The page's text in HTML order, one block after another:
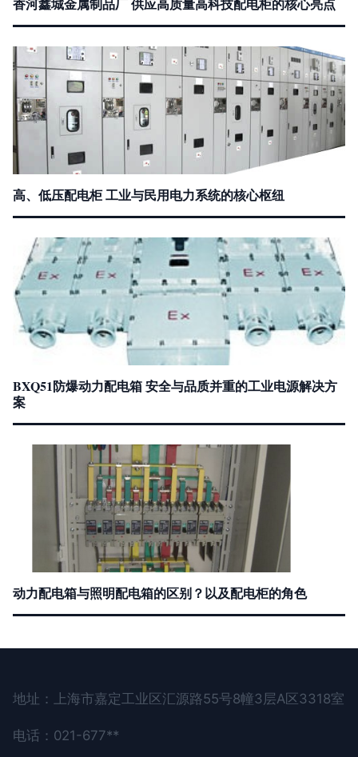
高、低压配电柜 工业与民用电力系统的核心枢纽
BXQ51防爆动力配电箱 安全与品质并重的工业电源解决方
案
动力配电箱与照明配电箱的区别？以及配电柜的角色
地址：上海市嘉定工业区汇源路55号8幢3层A区3318室
电话：021-677**